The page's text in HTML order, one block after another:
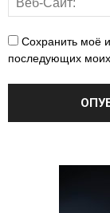
Сохранить моё
последующих